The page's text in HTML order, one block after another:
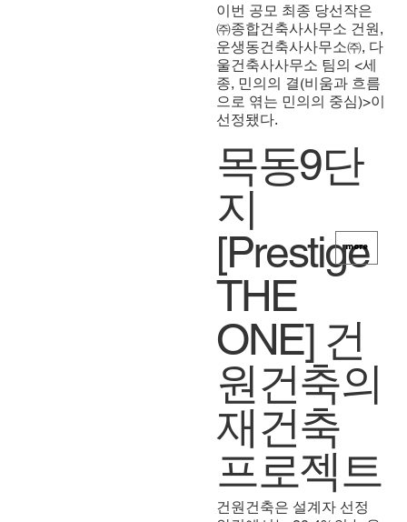
이번 공모 최종 당선작은
㈜종합건축사사무소 건원,
운생동건축사사무소㈜, 다
울건축사사무소 팀의 <세
종, 민의의 결(비움과 흐름
으로 엮는 민의의 중심)>이
선정됐다.
목동9단
지
[Prestige
THE
ONE] 건
원건축의
재건축
프로젝트
건원건축은 설계자 선정
more